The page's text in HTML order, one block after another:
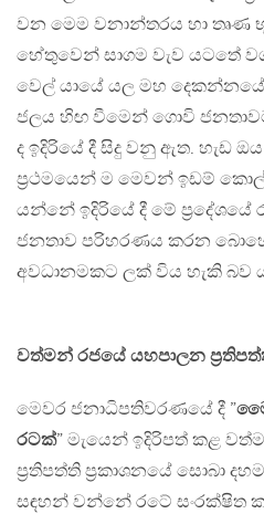
වන මෙම වනාන්තරය හා තෘණ
හේතුවෙන් සාගම වැව යටතේ
වෙල් යායේ යල මහ
ජලය හිඟ වීමෙන් ගොවි
ද ඉදිරියේ දී සිදු වනු ඇත. හැඩ
ප‍්‍රථමයෙන් ම මෙවන් ඉඩම්
යන්නේ ඉදිරියේ දී මේ
ජනතාව පරිහරණය කරන බොහෝ
අවධානමකට ලක් විය හැකි බව
වත්මන් රජයේ යහපාලන
මෙවර ජනාධිපතිවරණයේ දී ”
රටක්” මැයෙන් ඉදිරිපත් කළ
ප‍්‍රතිපත්ති ප‍්‍රකාශනයේ සොබා
සඳහන් වන්නේ රටේ සංරක්ෂිත